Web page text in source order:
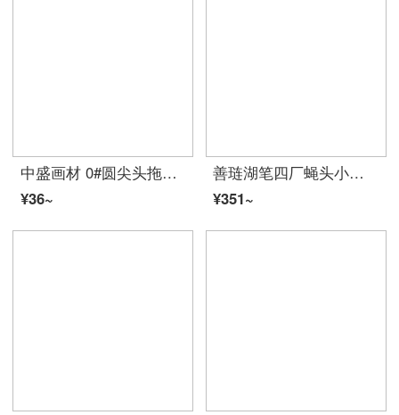
中盛画材 0#圆尖头拖把笔美术专用成人初学者学生专业手描き水彩画笔水粉国画颜料上色勾线笔水彩插画毛笔
¥36~
善琏湖笔四厂蝇头小楷毛笔抄经笔纯羊毫毛笔スーツ勾线行楷草书法国画文房四宝 纯羊毫小楷单只（出锋2.5cm)
¥351~